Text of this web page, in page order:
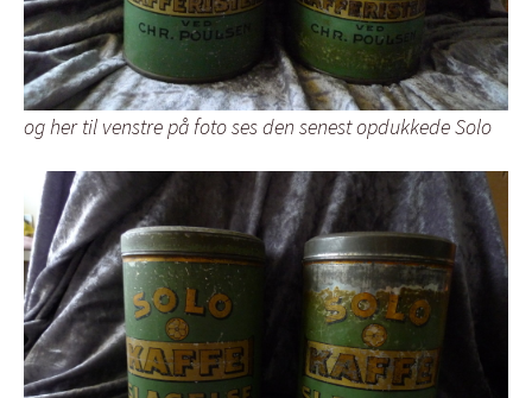
og her til venstre på foto ses den senest opdukkede Solo